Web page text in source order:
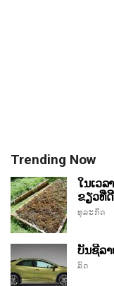
Trending Now
ໃນເວ
ຂຽວທີ່
ທຸລະກິດ
ບັນຊີລ
ລົດ